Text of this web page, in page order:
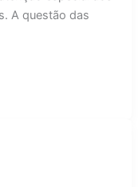
A questão das